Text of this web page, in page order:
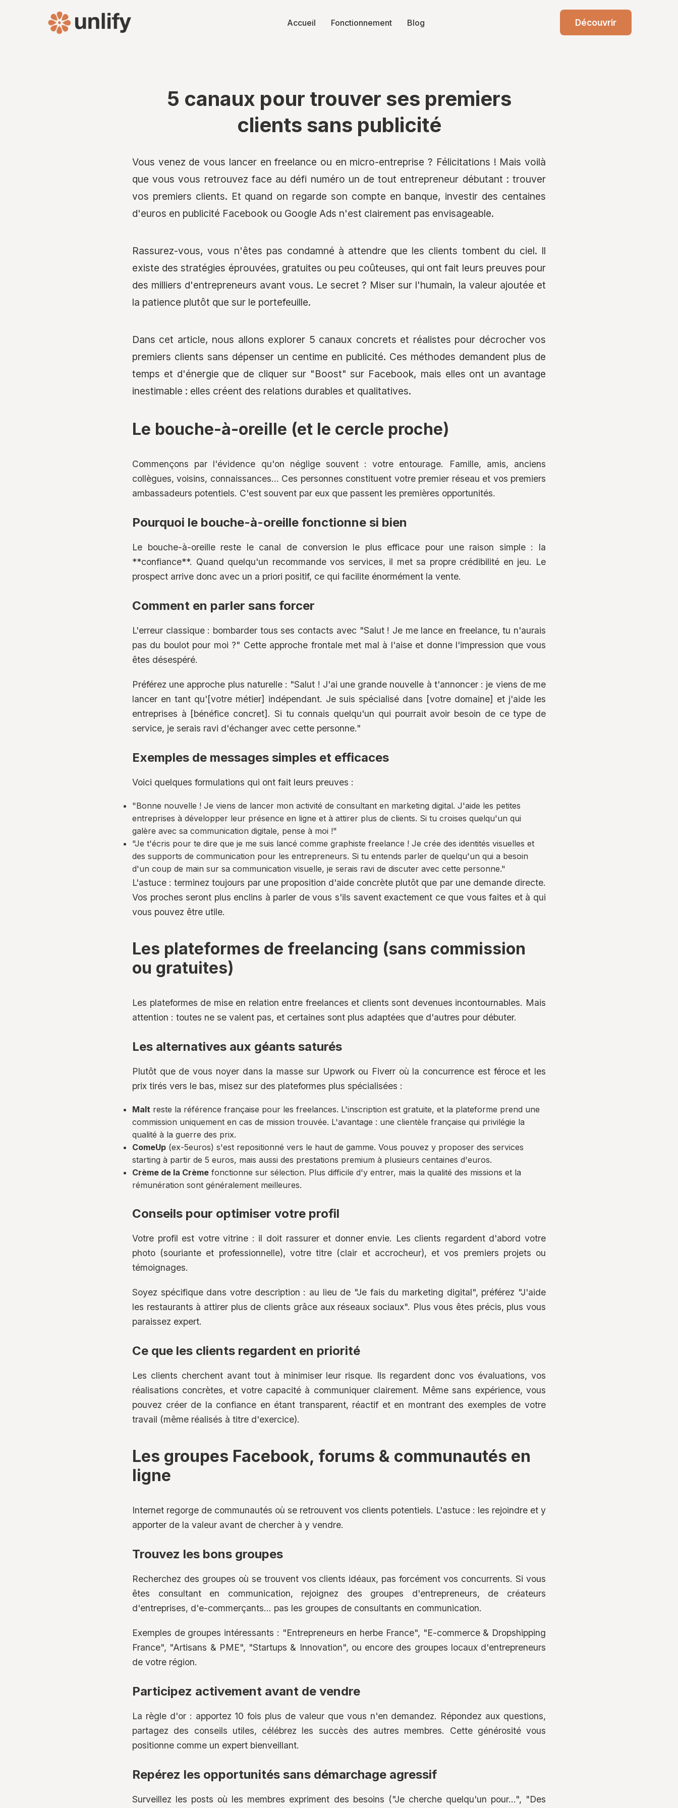
Accueil Fonctionnement Blog Découvrir
5 canaux pour trouver ses premiers
clients sans publicité
Vous venez de vous lancer en freelance ou en micro-entreprise ? Félicitations ! Mais voilà
que vous vous retrouvez face au défi numéro un de tout entrepreneur débutant : trouver
vos premiers clients. Et quand on regarde son compte en banque, investir des centaines
d'euros en publicité Facebook ou Google Ads n'est clairement pas envisageable.
Rassurez-vous, vous n'êtes pas condamné à attendre que les clients tombent du ciel. Il
existe des stratégies éprouvées, gratuites ou peu coûteuses, qui ont fait leurs preuves pour
des milliers d'entrepreneurs avant vous. Le secret ? Miser sur l'humain, la valeur ajoutée et
la patience plutôt que sur le portefeuille.
Dans cet article, nous allons explorer 5 canaux concrets et réalistes pour décrocher vos
premiers clients sans dépenser un centime en publicité. Ces méthodes demandent plus de
temps et d'énergie que de cliquer sur "Boost" sur Facebook, mais elles ont un avantage
inestimable : elles créent des relations durables et qualitatives.
Le bouche-à-oreille (et le cercle proche)
Commençons par l'évidence qu'on néglige souvent : votre entourage. Famille, amis, anciens
collègues, voisins, connaissances... Ces personnes constituent votre premier réseau et vos premiers
ambassadeurs potentiels. C'est souvent par eux que passent les premières opportunités.
Pourquoi le bouche-à-oreille fonctionne si bien
Le bouche-à-oreille reste le canal de conversion le plus efficace pour une raison simple : la
**confiance**. Quand quelqu'un recommande vos services, il met sa propre crédibilité en jeu. Le
prospect arrive donc avec un a priori positif, ce qui facilite énormément la vente.
Comment en parler sans forcer
L'erreur classique : bombarder tous ses contacts avec "Salut ! Je me lance en freelance, tu n'aurais
pas du boulot pour moi ?" Cette approche frontale met mal à l'aise et donne l'impression que vous
êtes désespéré.
Préférez une approche plus naturelle : "Salut ! J'ai une grande nouvelle à t'annoncer : je viens de me
lancer en tant qu'[votre métier] indépendant. Je suis spécialisé dans [votre domaine] et j'aide les
entreprises à [bénéfice concret]. Si tu connais quelqu'un qui pourrait avoir besoin de ce type de
service, je serais ravi d'échanger avec cette personne."
Exemples de messages simples et efficaces
Voici quelques formulations qui ont fait leurs preuves :
"Bonne nouvelle ! Je viens de lancer mon activité de consultant en marketing digital. J'aide les petites
entreprises à développer leur présence en ligne et à attirer plus de clients. Si tu croises quelqu'un qui
galère avec sa communication digitale, pense à moi !"
"Je t'écris pour te dire que je me suis lancé comme graphiste freelance ! Je crée des identités visuelles et
des supports de communication pour les entrepreneurs. Si tu entends parler de quelqu'un qui a besoin
d'un coup de main sur sa communication visuelle, je serais ravi de discuter avec cette personne."
L'astuce : terminez toujours par une proposition d'aide concrète plutôt que par une demande directe.
Vos proches seront plus enclins à parler de vous s'ils savent exactement ce que vous faites et à qui
vous pouvez être utile.
Les plateformes de freelancing (sans commission
ou gratuites)
Les plateformes de mise en relation entre freelances et clients sont devenues incontournables. Mais
attention : toutes ne se valent pas, et certaines sont plus adaptées que d'autres pour débuter.
Les alternatives aux géants saturés
Plutôt que de vous noyer dans la masse sur Upwork ou Fiverr où la concurrence est féroce et les
prix tirés vers le bas, misez sur des plateformes plus spécialisées :
Malt reste la référence française pour les freelances. L'inscription est gratuite, et la plateforme prend une
commission uniquement en cas de mission trouvée. L'avantage : une clientèle française qui privilégie la
qualité à la guerre des prix.
ComeUp (ex-5euros) s'est repositionné vers le haut de gamme. Vous pouvez y proposer des services
starting à partir de 5 euros, mais aussi des prestations premium à plusieurs centaines d'euros.
Crème de la Crème fonctionne sur sélection. Plus difficile d'y entrer, mais la qualité des missions et la
rémunération sont généralement meilleures.
Conseils pour optimiser votre profil
Votre profil est votre vitrine : il doit rassurer et donner envie. Les clients regardent d'abord votre
photo (souriante et professionnelle), votre titre (clair et accrocheur), et vos premiers projets ou
témoignages.
Soyez spécifique dans votre description : au lieu de "Je fais du marketing digital", préférez "J'aide
les restaurants à attirer plus de clients grâce aux réseaux sociaux". Plus vous êtes précis, plus vous
paraissez expert.
Ce que les clients regardent en priorité
Les clients cherchent avant tout à minimiser leur risque. Ils regardent donc vos évaluations, vos
réalisations concrètes, et votre capacité à communiquer clairement. Même sans expérience, vous
pouvez créer de la confiance en étant transparent, réactif et en montrant des exemples de votre
travail (même réalisés à titre d'exercice).
Les groupes Facebook, forums & communautés en
ligne
Internet regorge de communautés où se retrouvent vos clients potentiels. L'astuce : les rejoindre et y
apporter de la valeur avant de chercher à y vendre.
Trouvez les bons groupes
Recherchez des groupes où se trouvent vos clients idéaux, pas forcément vos concurrents. Si vous
êtes consultant en communication, rejoignez des groupes d'entrepreneurs, de créateurs
d'entreprises, d'e-commerçants... pas les groupes de consultants en communication.
Exemples de groupes intéressants : "Entrepreneurs en herbe France", "E-commerce & Dropshipping
France", "Artisans & PME", "Startups & Innovation", ou encore des groupes locaux d'entrepreneurs
de votre région.
Participez activement avant de vendre
La règle d'or : apportez 10 fois plus de valeur que vous n'en demandez. Répondez aux questions,
partagez des conseils utiles, célébrez les succès des autres membres. Cette générosité vous
positionne comme un expert bienveillant.
Repérez les opportunités sans démarchage agressif
Surveillez les posts où les membres expriment des besoins ("Je cherche quelqu'un pour...", "Des